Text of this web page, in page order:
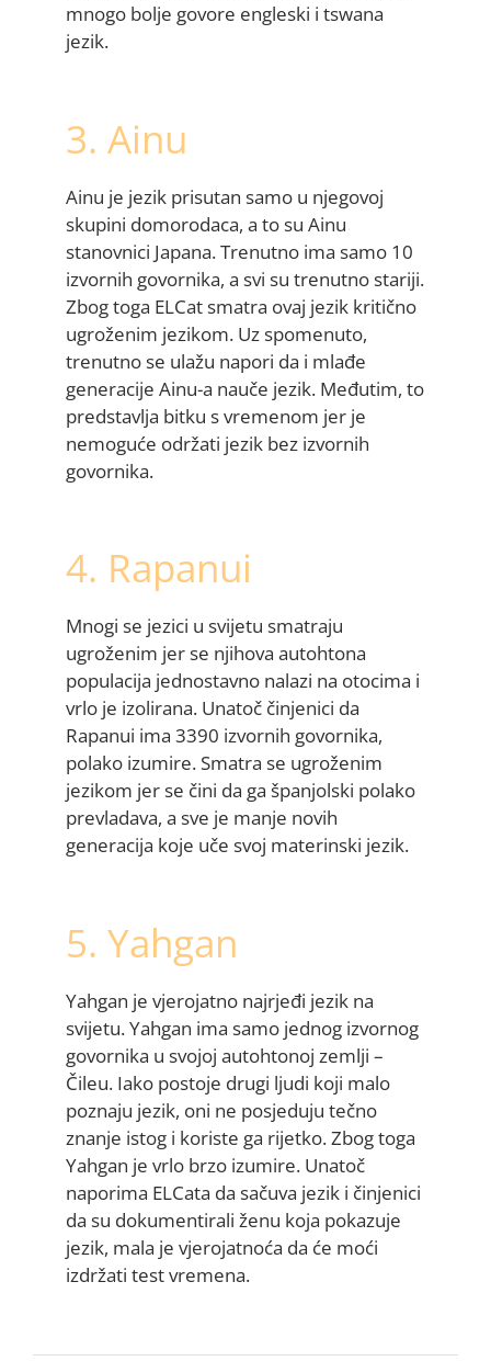
mnogo bolje govore engleski i tswana
jezik.
3. Ainu
Ainu je jezik prisutan samo u njegovoj
skupini domorodaca, a to su Ainu
stanovnici Japana. Trenutno ima samo 10
izvornih govornika, a svi su trenutno stariji.
Zbog toga ELCat smatra ovaj jezik kritično
ugroženim jezikom. Uz spomenuto,
trenutno se ulažu napori da i mlađe
generacije Ainu-a nauče jezik. Međutim, to
predstavlja bitku s vremenom jer je
nemoguće održati jezik bez izvornih
govornika.
4. Rapanui
Mnogi se jezici u svijetu smatraju
ugroženim jer se njihova autohtona
populacija jednostavno nalazi na otocima i
vrlo je izolirana. Unatoč činjenici da
Rapanui ima 3390 izvornih govornika,
polako izumire. Smatra se ugroženim
jezikom jer se čini da ga španjolski polako
prevladava, a sve je manje novih
generacija koje uče svoj materinski jezik.
5. Yahgan
Yahgan je vjerojatno najrjeđi jezik na
svijetu. Yahgan ima samo jednog izvornog
govornika u svojoj autohtonoj zemlji –
Čileu. Iako postoje drugi ljudi koji malo
poznaju jezik, oni ne posjeduju tečno
znanje istog i koriste ga rijetko. Zbog toga
Yahgan je vrlo brzo izumire. Unatoč
naporima ELCata da sačuva jezik i činjenici
da su dokumentirali ženu koja pokazuje
jezik, mala je vjerojatnoća da će moći
izdržati test vremena.